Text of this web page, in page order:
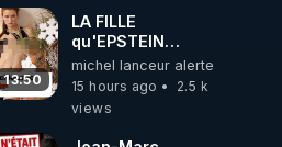
brigades
ukrainienne
13:50
LA FILLE
qu'EPSTEIN
VOULAIT CACHER
michel lanceur alerte
15 hours ago
2.5 k
views